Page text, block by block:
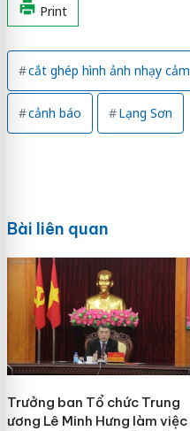
Print
cắt ghép hình ảnh nhạy cảm
cảnh báo Lạng Sơn
Bài liên quan
Trưởng ban Tổ chức Trung
ương Lê Minh Hưng làm việc